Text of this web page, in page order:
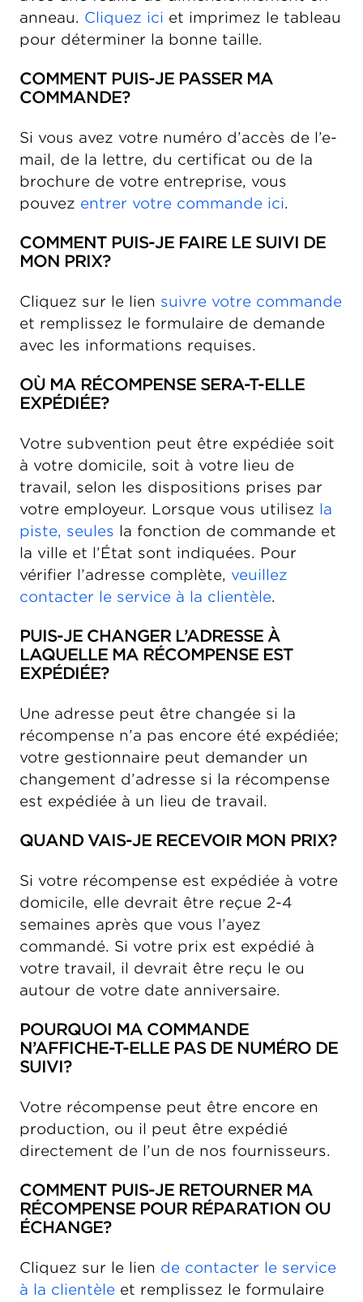
anneau. Cliquez ici et imprimez le tableau
pour déterminer la bonne taille.
COMMENT PUIS-JE PASSER MA
COMMANDE?
Si vous avez votre numéro d’accès de l’e-
mail, de la lettre, du certificat ou de la
brochure de votre entreprise, vous
pouvez entrer votre commande ici.
COMMENT PUIS-JE FAIRE LE SUIVI DE
MON PRIX?
Cliquez sur le lien suivre votre commande
et remplissez le formulaire de demande
avec les informations requises.
OÙ MA RÉCOMPENSE SERA-T-ELLE
EXPÉDIÉE?
Votre subvention peut être expédiée soit
à votre domicile, soit à votre lieu de
travail, selon les dispositions prises par
votre employeur. Lorsque vous utilisez la
piste, seules la fonction de commande et
la ville et l’État sont indiquées. Pour
vérifier l’adresse complète, veuillez
contacter le service à la clientèle.
PUIS-JE CHANGER L’ADRESSE À
LAQUELLE MA RÉCOMPENSE EST
EXPÉDIÉE?
Une adresse peut être changée si la
récompense n’a pas encore été expédiée;
votre gestionnaire peut demander un
changement d’adresse si la récompense
est expédiée à un lieu de travail.
QUAND VAIS-JE RECEVOIR MON PRIX?
Si votre récompense est expédiée à votre
domicile, elle devrait être reçue 2-4
semaines après que vous l’ayez
commandé. Si votre prix est expédié à
votre travail, il devrait être reçu le ou
autour de votre date anniversaire.
POURQUOI MA COMMANDE
N’AFFICHE-T-ELLE PAS DE NUMÉRO DE
SUIVI?
Votre récompense peut être encore en
production, ou il peut être expédié
directement de l’un de nos fournisseurs.
COMMENT PUIS-JE RETOURNER MA
RÉCOMPENSE POUR RÉPARATION OU
ÉCHANGE?
Cliquez sur le lien de contacter le service
à la clientèle et remplissez le formulaire